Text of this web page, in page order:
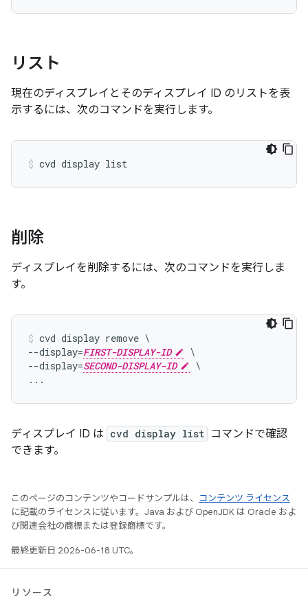
リスト
現在のディスプレイとそのディスプレイ ID のリストを表
示するには、次のコマンドを実行します。
削除
ディスプレイを削除するには、次のコマンドを実行しま
す。
cvd display remove \
--display=FIRST-DISPLAY-ID
\
--display=SECOND-DISPLAY-ID
\
ディスプレイ ID は cvd display list コマンドで確認
できます。
このページのコンテンツやコードサンプルは、
コンテンツ ライセンス
に記載のライセンスに従います。Java および OpenJDK は Oracle およ
び関連会社の商標または登録商標です。
最終更新日 2026-06-18 UTC。
リソース